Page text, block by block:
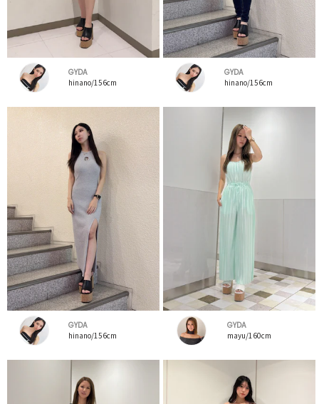
GYDA
hinano/156cm
GYDA
hinano/156cm
GYDA
hinano/156cm
GYDA
mayu/160cm